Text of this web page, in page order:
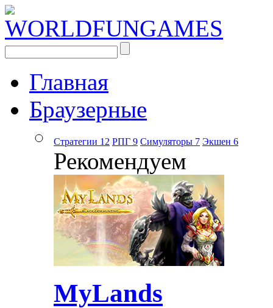
Главная
Браузерные
Стратегии 12 РПГ 9 Симуляторы 7 Экшен 6
Рекомендуем
MyLands